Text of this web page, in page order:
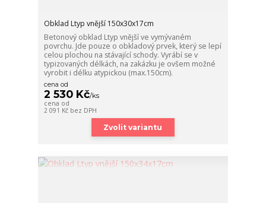
Obklad Ltyp vnější 150x30x17cm
Betonový obklad Ltyp vnější ve vymývaném
povrchu. Jde pouze o obkladový prvek, který se lepí
celou plochou na stávající schody. Vyrábí se v
typizovaných délkách, na zakázku je ovšem možné
vyrobit i délku atypickou (max.150cm).
cena od
2 530 Kč/ks
cena od
2 091 Kč bez DPH
Zvolit variantu